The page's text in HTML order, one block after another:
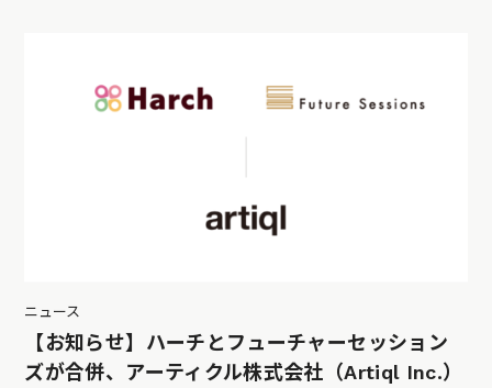
ニュース
【お知らせ】ハーチとフューチャーセッション
ズが合併、アーティクル株式会社（Artiql Inc.）